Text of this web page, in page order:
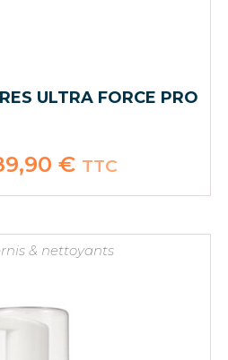
ULTRA FORCE PRO
:
€Le
prix
est :
TTC
& nettoyants